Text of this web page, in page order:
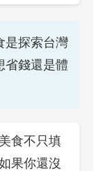
是探索台灣
省錢還是體
食不只填
果你還沒